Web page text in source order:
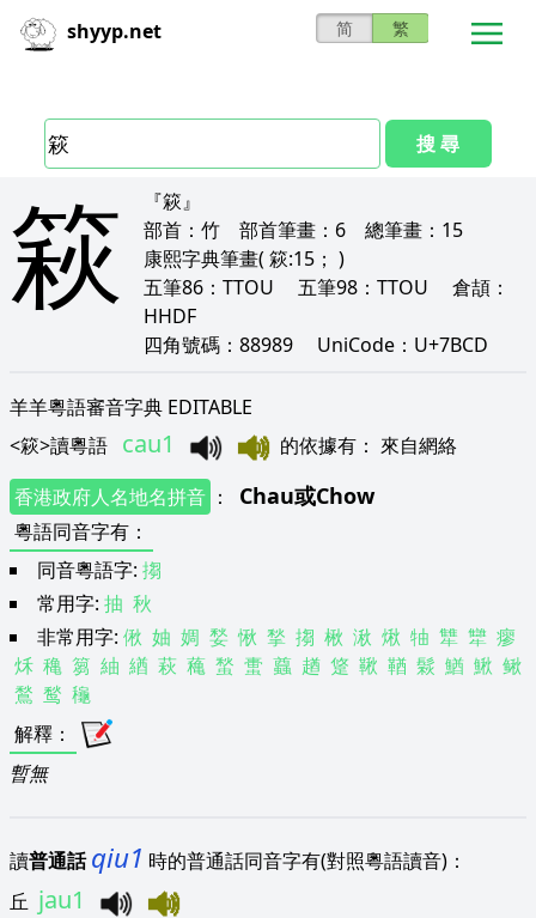
shyyp.net 简 繁
搜 尋
篍
『篍』
部首： 竹 部首筆畫： 6 總筆畫： 15
康熙字典筆畫( 篍:15； )
五筆86： TTOU 五筆98： TTOU 倉頡：
HHDF
四角號碼： 88989 UniCode： U+7BCD
羊羊粵語審音字典 EDITABLE
<篍>讀粵語 cau1 的依據有 ： 來自網絡
香港政府人名地名拼音 ： Chau或Chow
粵語同音字有 ：
同音粵語字: 搊
常用字: 抽 秋
非常用字: 偢 妯 婤 媝 愀 揫 搊 楸 湫 煍 牰 犨 犫 瘳
秌 穐 篘 紬 緧 萩 蘒 蝵 蟗 蠤 趥 跾 鞦 鞧 鬏 鰌 鰍 鳅
鶖 鹙 龝
解釋 ：
暫無
讀普通話 qiu1 時的普通話同音字有(對照粵語讀音)：
丘 jau1